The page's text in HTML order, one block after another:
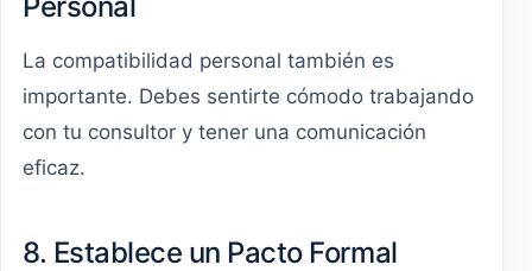
La compatibilidad personal también es
importante. Debes sentirte cómodo trabajando
con tu consultor y tener una comunicación
eficaz.
8. Establece un Pacto Formal